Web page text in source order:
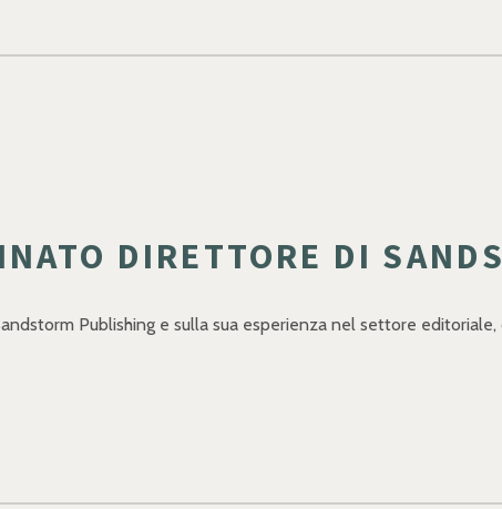
DIRETTORE DI
Publishing e sulla sua esperienza nel settore